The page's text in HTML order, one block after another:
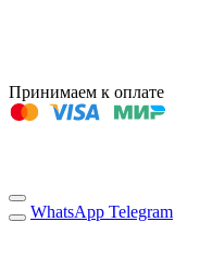
Принимаем к оплате
WhatsApp Telegram